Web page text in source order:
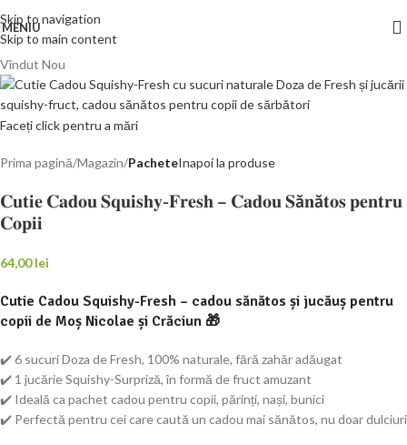
Skip to navigation
Skip to main content
MENIU
Vîndut Nou
Faceți click pentru a mări
Prima pagină Magazin PacheteInapoi la produse
𝐂𝐮𝐭𝐢𝐞 𝐂𝐚𝐝𝐨𝐮 𝐒𝐪𝐮𝐢𝐬𝐡𝐲-𝐅𝐫𝐞𝐬𝐡 – 𝐂𝐚𝐝𝐨𝐮 𝐒ă𝐧ă𝐭𝐨𝐬 𝐩𝐞𝐧𝐭𝐫𝐮
𝐂𝐨𝐩𝐢𝐢
64,00lei
Cutie Cadou Squishy-Fresh – cadou sănătos și jucăuș pentru
copii de Moș Nicolae și Crăciun 🎁
✔️ 6 sucuri Doza de Fresh, 100% naturale, fără zahăr adăugat
✔️ 1 jucărie Squishy-Surpriză, în formă de fruct amuzant
✔️ Ideală ca pachet cadou pentru copii, părinți, nași, bunici
✔️ Perfectă pentru cei care caută un cadou mai sănătos, nu doar dulciuri